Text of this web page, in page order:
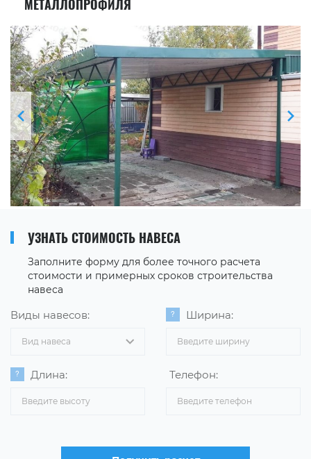
МЕТАЛЛОПРОФИЛЯ
УЗНАТЬ СТОИМОСТЬ НАВЕСА
Заполните форму для более точного расчета
стоимости и примерных сроков строительства
навеса
Виды навесов:
Вид навеса
Ширина:
Длина: Телефон: